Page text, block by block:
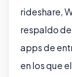
rideshare,
respaldo
apps de
en los que